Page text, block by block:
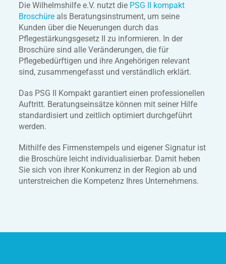
Die Wilhelmshilfe e.V. nutzt die PSG II kompakt
Broschüre als Beratungsinstrument, um seine
Kunden über die Neuerungen durch das
Pflegestärkungsgesetz II zu informieren. In der
Broschüre sind alle Veränderungen, die für
Pflegebedürftigen und ihre Angehörigen relevant
sind, zusammengefasst und verständlich erklärt.
Das PSG II Kompakt garantiert einen professionellen
Auftritt. Beratungseinsätze können mit seiner Hilfe
standardisiert und zeitlich optimiert durchgeführt
werden.
Mithilfe des Firmenstempels und eigener Signatur ist
die Broschüre leicht individualisierbar. Damit heben
Sie sich von ihrer Konkurrenz in der Region ab und
unterstreichen die Kompetenz Ihres Unternehmens.